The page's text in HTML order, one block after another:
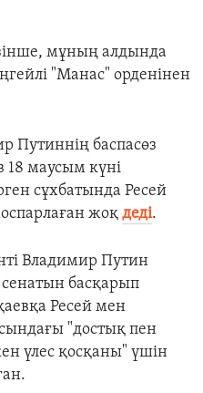
мұның алдында
"Манас" орденінен
Путиннің баспасөз
18 маусым күні
сұхбатында Ресей
жоқ деді.
Владимир Путин
сенатын басқарып
Ресей мен
"достық пен
үлес қосқаны" үшін